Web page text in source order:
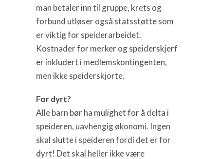
man betaler inn til gruppe, krets og
forbund utløser også statsstøtte som
er viktig for speiderarbeidet.
Kostnader for merker og speiderskjerf
er inkludert i medlemskontingenten,
men ikke speiderskjorte.
For dyrt?
Alle barn bør ha mulighet for å delta i
speideren, uavhengig økonomi. Ingen
skal slutte i speideren fordi det er for
dyrt! Det skal heller ikke være